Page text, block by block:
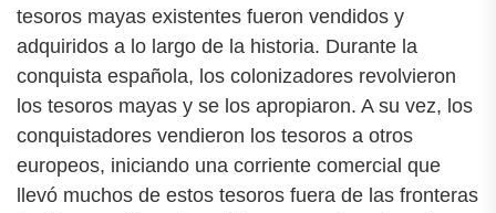
tesoros mayas existentes fueron vendidos y
adquiridos a lo largo de la historia. Durante la
conquista española, los colonizadores revolvieron
los tesoros mayas y se los apropiaron. A su vez, los
conquistadores vendieron los tesoros a otros
europeos, iniciando una corriente comercial que
llevó muchos de estos tesoros fuera de las fronteras